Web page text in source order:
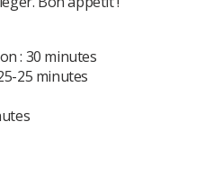
: 30 minutes
25 minutes